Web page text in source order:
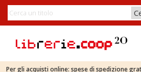
Per gli acquisti online: spese di spedizione